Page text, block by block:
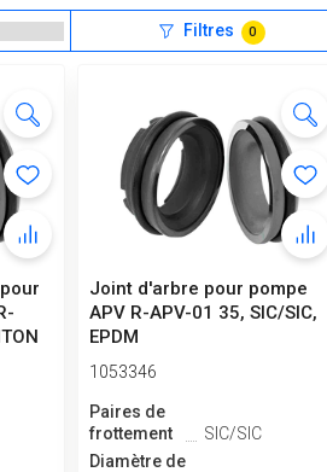
Filtres 0
Joint d'arbre pour pompe
APV R-APV-01 35, SIC/SIC,
EPDM
1053346
Paires de
frottement
SIC/SIC
Diamètre de